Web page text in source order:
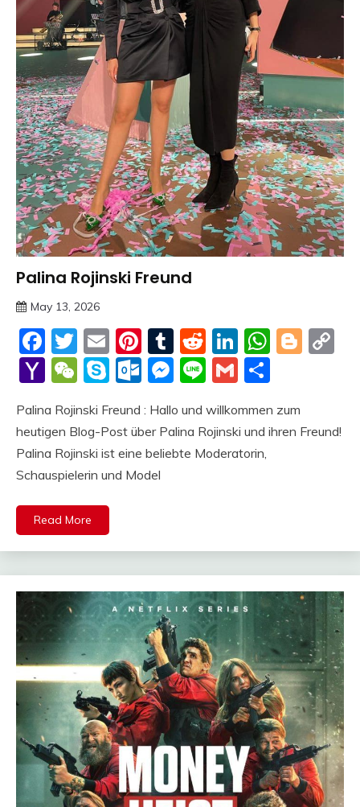
Trends
Palina Rojinski Freund
May 13, 2026
Facebook
Twitter
EmailPinterest
Tumblr
Reddit
LinkedIn
Yahoo
WeChat
SkypeOutlook.com
Messenger
LineGmail
Palina Rojinski Freund : Hallo und willkommen zum
heutigen Blog-Post über Palina Rojinski und ihren Freund!
Palina Rojinski ist eine beliebte Moderatorin,
Schauspielerin und Model
Read More